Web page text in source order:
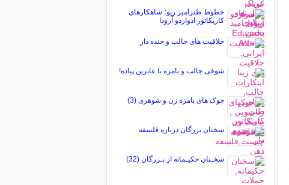
خطوط طنزآمیز ریو؛ شاهکارهای
کاریکاتور ادواردو آرودا
خلاقیت های جالب و خنده دار
شوخی جالب و بامزه با عابرین پیاده!
جوک های بامزه زن و شوهری (3)
سخنان بزرگان درباره فلسفه
سخـنان حکیـمانه از بـزرگان (32)